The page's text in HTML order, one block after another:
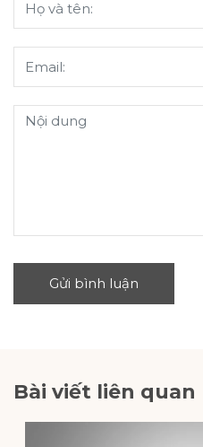
Gửi bình luận
Bài viết liên quan